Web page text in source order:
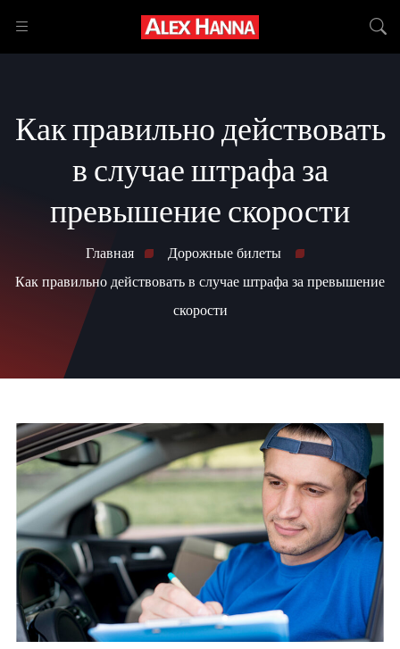
Как правильно действовать
в случае штрафа за
превышение скорости
Главная
Дорожные билеты
Как правильно действовать в случае штрафа за превышение
скорости